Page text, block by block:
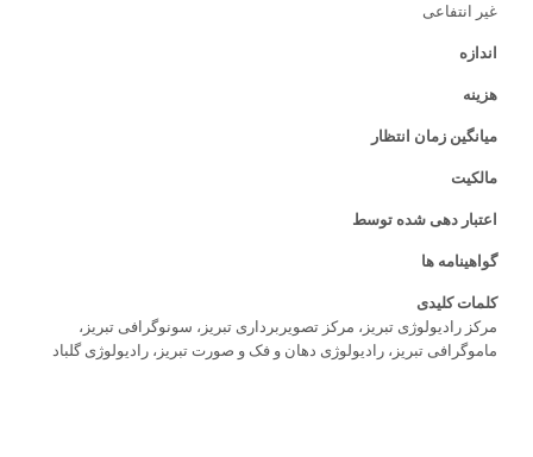
غیر انتفاعی
اندازه
هزینه
میانگین زمان انتظار
مالکیت
اعتبار دهی شده توسط
گواهینامه ها
کلمات کلیدی
مرکز رادیولوژی تبریز، مرکز تصویربرداری تبریز، سونوگرافی تبریز،
ماموگرافی تبریز، رادیولوژی دهان و فک و صورت تبریز، رادیولوژی گلباد